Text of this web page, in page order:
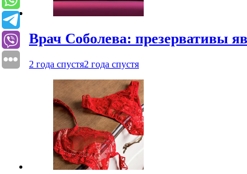
Врач Соболева: презервативы
2 года спустя2 года спустя